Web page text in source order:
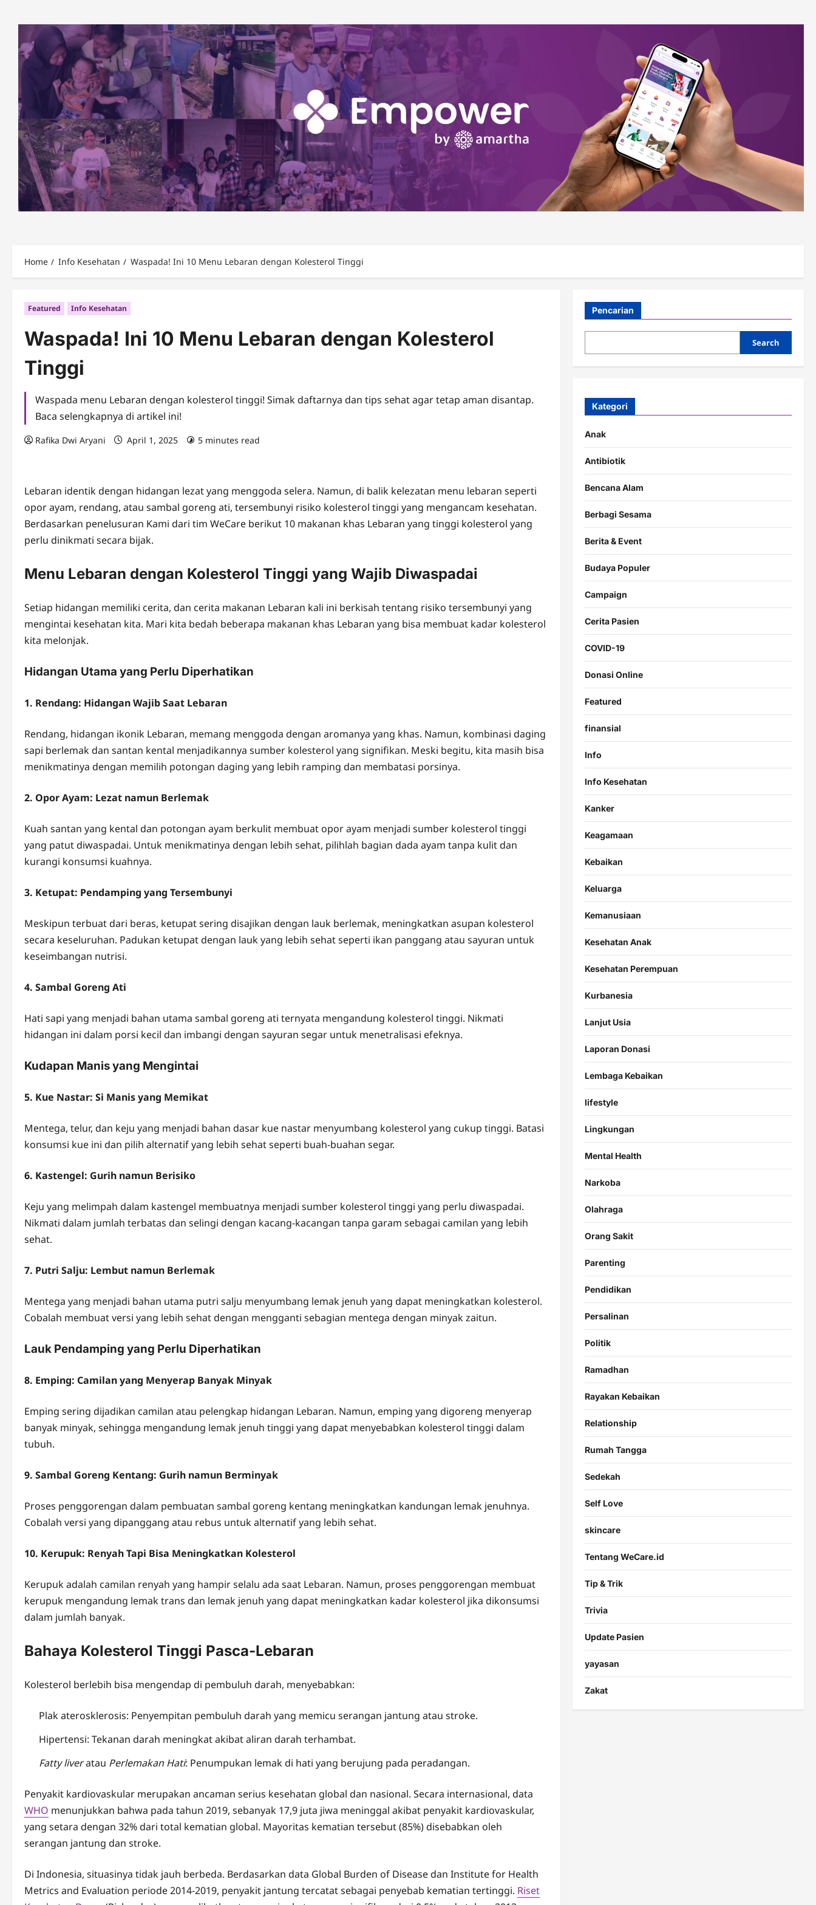
Home Info Kesehatan Waspada! Ini 10 Menu Lebaran dengan Kolesterol Tinggi
Featured Info Kesehatan
Waspada! Ini 10 Menu Lebaran dengan Kolesterol
Tinggi
Waspada menu Lebaran dengan kolesterol tinggi! Simak daftarnya dan tips sehat agar tetap aman disantap.
Baca selengkapnya di artikel ini!
Rafika Dwi Aryani April 1, 2025 5 minutes read
Lebaran identik dengan hidangan lezat yang menggoda selera. Namun, di balik kelezatan menu lebaran seperti
opor ayam, rendang, atau sambal goreng ati, tersembunyi risiko kolesterol tinggi yang mengancam kesehatan.
Berdasarkan penelusuran Kami dari tim WeCare berikut 10 makanan khas Lebaran yang tinggi kolesterol yang
perlu dinikmati secara bijak.
Menu Lebaran dengan Kolesterol Tinggi yang Wajib Diwaspadai
Setiap hidangan memiliki cerita, dan cerita makanan Lebaran kali ini berkisah tentang risiko tersembunyi yang
mengintai kesehatan kita. Mari kita bedah beberapa makanan khas Lebaran yang bisa membuat kadar kolesterol
kita melonjak.
Hidangan Utama yang Perlu Diperhatikan
1. Rendang: Hidangan Wajib Saat Lebaran
Rendang, hidangan ikonik Lebaran, memang menggoda dengan aromanya yang khas. Namun, kombinasi daging
sapi berlemak dan santan kental menjadikannya sumber kolesterol yang signifikan. Meski begitu, kita masih bisa
menikmatinya dengan memilih potongan daging yang lebih ramping dan membatasi porsinya.
2. Opor Ayam: Lezat namun Berlemak
Kuah santan yang kental dan potongan ayam berkulit membuat opor ayam menjadi sumber kolesterol tinggi
yang patut diwaspadai. Untuk menikmatinya dengan lebih sehat, pilihlah bagian dada ayam tanpa kulit dan
kurangi konsumsi kuahnya.
3. Ketupat: Pendamping yang Tersembunyi
Meskipun terbuat dari beras, ketupat sering disajikan dengan lauk berlemak, meningkatkan asupan kolesterol
secara keseluruhan. Padukan ketupat dengan lauk yang lebih sehat seperti ikan panggang atau sayuran untuk
keseimbangan nutrisi.
4. Sambal Goreng Ati
Hati sapi yang menjadi bahan utama sambal goreng ati ternyata mengandung kolesterol tinggi. Nikmati
hidangan ini dalam porsi kecil dan imbangi dengan sayuran segar untuk menetralisasi efeknya.
Kudapan Manis yang Mengintai
5. Kue Nastar: Si Manis yang Memikat
Mentega, telur, dan keju yang menjadi bahan dasar kue nastar menyumbang kolesterol yang cukup tinggi. Batasi
konsumsi kue ini dan pilih alternatif yang lebih sehat seperti buah-buahan segar.
6. Kastengel: Gurih namun Berisiko
Keju yang melimpah dalam kastengel membuatnya menjadi sumber kolesterol tinggi yang perlu diwaspadai.
Nikmati dalam jumlah terbatas dan selingi dengan kacang-kacangan tanpa garam sebagai camilan yang lebih
sehat.
7. Putri Salju: Lembut namun Berlemak
Mentega yang menjadi bahan utama putri salju menyumbang lemak jenuh yang dapat meningkatkan kolesterol.
Cobalah membuat versi yang lebih sehat dengan mengganti sebagian mentega dengan minyak zaitun.
Lauk Pendamping yang Perlu Diperhatikan
8. Emping: Camilan yang Menyerap Banyak Minyak
Emping sering dijadikan camilan atau pelengkap hidangan Lebaran. Namun, emping yang digoreng menyerap
banyak minyak, sehingga mengandung lemak jenuh tinggi yang dapat menyebabkan kolesterol tinggi dalam
tubuh.
9. Sambal Goreng Kentang: Gurih namun Berminyak
Proses penggorengan dalam pembuatan sambal goreng kentang meningkatkan kandungan lemak jenuhnya.
Cobalah versi yang dipanggang atau rebus untuk alternatif yang lebih sehat.
10. Kerupuk: Renyah Tapi Bisa Meningkatkan Kolesterol
Kerupuk adalah camilan renyah yang hampir selalu ada saat Lebaran. Namun, proses penggorengan membuat
kerupuk mengandung lemak trans dan lemak jenuh yang dapat meningkatkan kadar kolesterol jika dikonsumsi
dalam jumlah banyak.
Bahaya Kolesterol Tinggi Pasca-Lebaran
Kolesterol berlebih bisa mengendap di pembuluh darah, menyebabkan:
Plak aterosklerosis: Penyempitan pembuluh darah yang memicu serangan jantung atau stroke.
Hipertensi: Tekanan darah meningkat akibat aliran darah terhambat.
Fatty liveratau Perlemakan Hati: Penumpukan lemak di hati yang berujung pada peradangan.
Penyakit kardiovaskular merupakan ancaman serius kesehatan global dan nasional. Secara internasional, data
WHO menunjukkan bahwa pada tahun 2019, sebanyak 17,9 juta jiwa meninggal akibat penyakit kardiovaskular,
yang setara dengan 32% dari total kematian global. Mayoritas kematian tersebut (85%) disebabkan oleh
serangan jantung dan stroke.
Di Indonesia, situasinya tidak jauh berbeda. Berdasarkan data Global Burden of Disease dan Institute for Health
Metrics and Evaluation periode 2014-2019, penyakit jantung tercatat sebagai penyebab kematian tertinggi. Riset
Pencarian
Search
Kategori
Anak
Antibiotik
Bencana Alam
Berbagi Sesama
Berita & Event
Budaya Populer
Campaign
Cerita Pasien
COVID-19
Donasi Online
Featured
finansial
Info
Info Kesehatan
Kanker
Keagamaan
Kebaikan
Keluarga
Kemanusiaan
Kesehatan Anak
Kesehatan Perempuan
Kurbanesia
Lanjut Usia
Laporan Donasi
Lembaga Kebaikan
lifestyle
Lingkungan
Mental Health
Narkoba
Olahraga
Orang Sakit
Parenting
Pendidikan
Persalinan
Politik
Ramadhan
Rayakan Kebaikan
Relationship
Rumah Tangga
Sedekah
Self Love
skincare
Tentang WeCare.id
Tip & Trik
Trivia
Update Pasien
yayasan
Zakat